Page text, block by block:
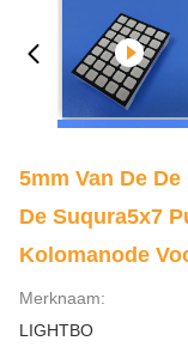
5mm Van De
De Suqura5x7
Kolomanode
Merknaam:
LIGHTBO